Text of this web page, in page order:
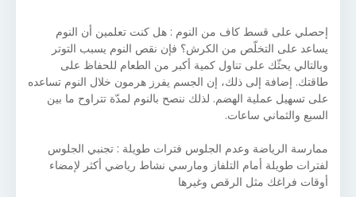
إحصلي على قسط كاف من النوم : هل كنت تعلمين أن النوم
يساعد على التخلّص من الكرش؟ فإن نقص النوم يسبب التوتر
وبالتالي يحثّك على تناول كمية أكبر من الطعام للحفاظ على
طاقتك. إضافة إلى ذلك، إن الجسم يفرز هرمون خلال النوم تساعده
على تسهيل عملية الهضم. لذلك ننصح بالنوم لمدّة تتراوح ما بين
السبع والثماني ساعات.
ممارسة الرياضة وعدم الجلوس فترات طويلة : تجنبي الجلوس
لفترات طويلة أمام التلفاز ومارسي نشاط رياضي أكثر لإمضاء
أوقات فراغك مثل الرقص وغيرها